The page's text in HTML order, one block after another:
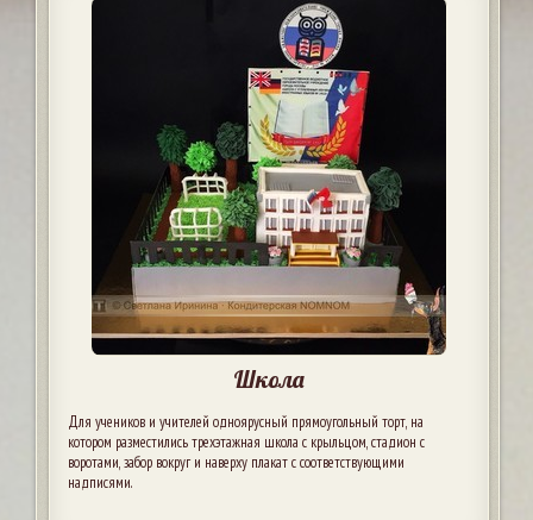
Школа
Для учеников и учителей одноярусный прямоугольный торт, на
котором разместились трехэтажная школа с крыльцом, стадион с
воротами, забор вокруг и наверху плакат с соответствующими
надписями.